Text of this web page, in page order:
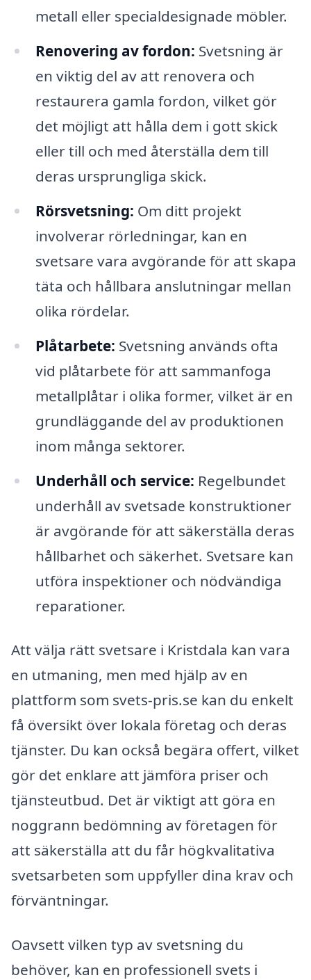
metall eller specialdesignade möbler.
Renovering av fordon: Svetsning är
en viktig del av att renovera och
restaurera gamla fordon, vilket gör
det möjligt att hålla dem i gott skick
eller till och med återställa dem till
deras ursprungliga skick.
Rörsvetsning: Om ditt projekt
involverar rörledningar, kan en
svetsare vara avgörande för att skapa
täta och hållbara anslutningar mellan
olika rördelar.
Plåtarbete: Svetsning används ofta
vid plåtarbete för att sammanfoga
metallplåtar i olika former, vilket är en
grundläggande del av produktionen
inom många sektorer.
Underhåll och service: Regelbundet
underhåll av svetsade konstruktioner
är avgörande för att säkerställa deras
hållbarhet och säkerhet. Svetsare kan
utföra inspektioner och nödvändiga
reparationer.
Att välja rätt svetsare i Kristdala kan vara
en utmaning, men med hjälp av en
plattform som svets-pris.se kan du enkelt
få översikt över lokala företag och deras
tjänster. Du kan också begära offert, vilket
gör det enklare att jämföra priser och
tjänsteutbud. Det är viktigt att göra en
noggrann bedömning av företagen för
att säkerställa att du får högkvalitativa
svetsarbeten som uppfyller dina krav och
förväntningar.
Oavsett vilken typ av svetsning du
behöver, kan en professionell svets i